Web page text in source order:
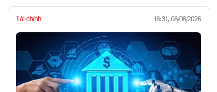
Tài chính 16:31, 08/08/2026